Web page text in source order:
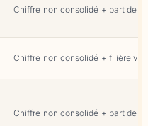
Chiffre non consolidé + part de
Chiffre non consolidé + filière
Chiffre non consolidé + part de